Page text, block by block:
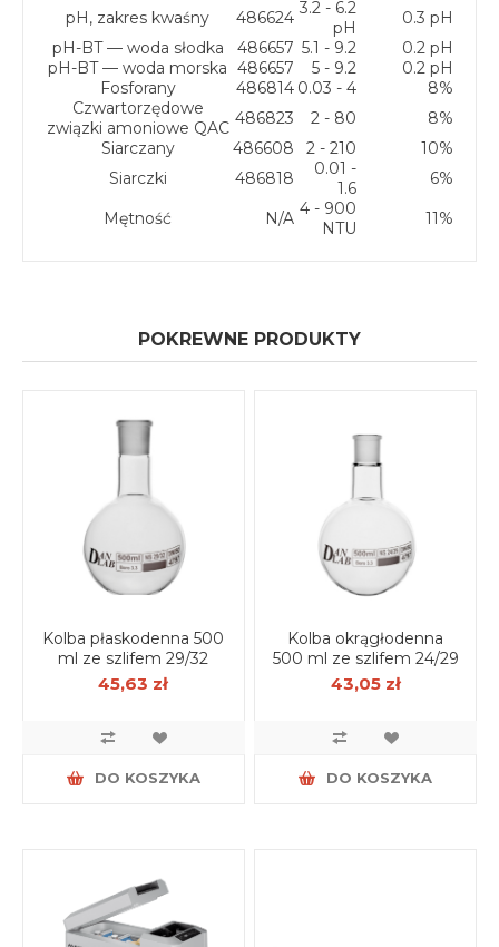
pH, zakres kwaśny
486624 3.2 - 6.2
pH
0.3 pH
pH-BT — woda słodka
486657 5.1 - 9.2
0.2 pH
pH-BT — woda morska 486657 5 - 9.2
0.2 pH
Fosforany
486814 0.03 - 4
8%
Czwartorzędowe
związki amoniowe QAC 486823 2 - 80
8%
Siarczany
486608 2 - 210
10%
Siarczki
486818
0.01 -
1.6
6%
Mętność
N/A 4 - 900
NTU
11%
POKREWNE PRODUKTY
Kolba płaskodenna 500
ml ze szlifem 29/32
45,63 zł
DO KOSZYKA
Kolba okrągłodenna
500 ml ze szlifem 24/29
43,05 zł
DO KOSZYKA